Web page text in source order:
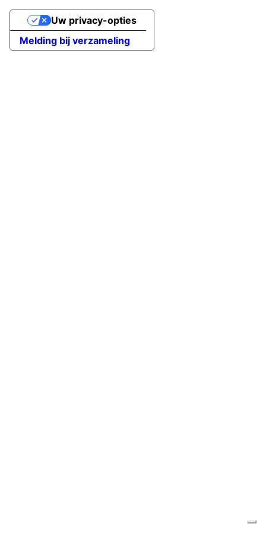
Melding bij verzameling
Uw privacy-opties